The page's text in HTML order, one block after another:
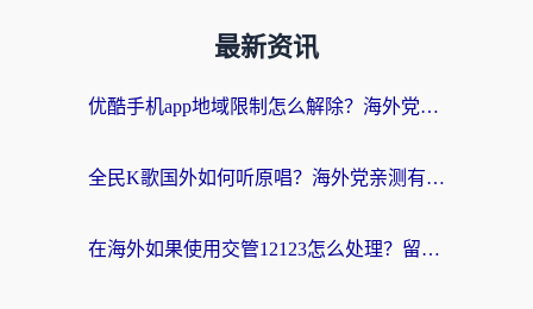
最新资讯
优酷手机app地域限制怎么解除？海外党亲测有效的追剧方案
全民K歌国外如何听原唱？海外党亲测有效的回国加速器选择指南
在海外如果使用交管12123怎么处理？留学生亲测有效的回国加速方案